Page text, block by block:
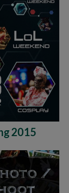
2015